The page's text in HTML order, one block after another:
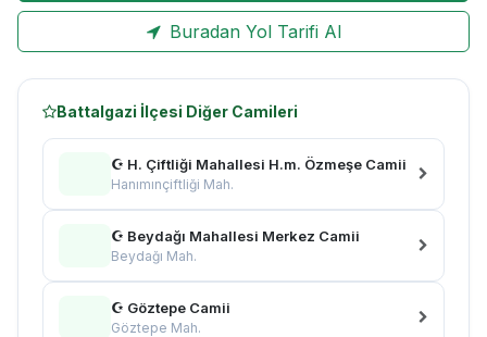
Buradan Yol Tarifi Al
Battalgazi İlçesi Diğer Camileri
☪ H. Çiftliği Mahallesi H.m. Özmeşe Camii
Hanımınçiftliği Mah.
☪ Beydağı Mahallesi Merkez Camii
Beydağı Mah.
☪ Göztepe Camii
Göztepe Mah.